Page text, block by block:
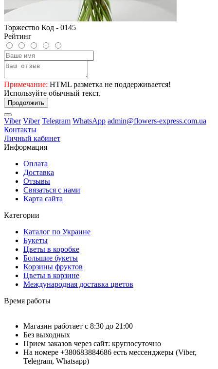
Торжество Код - 0145
Рейтинг
Примечание: HTML разметка не поддерживается!
Используйте обычный текст.
Продолжить
Viber Viber Telegram WhatsApp admin@flowers-express.com.ua
Контакты
Личный кабинет
Информация
Оплата
Доставка
Отзывы
Связаться с нами
Карта сайта
Категории
Каталог по Украине
Букеты
Цветы в коробке
Большие букеты
Корзины фруктов
Цветы в корзине
Международная доставка цветов
Время работы
Магазин работает с 8:30 до 21:00
Без выходных
Прием заказов через сайт: круглосуточно
На номере +380683884686 есть мессенджеры (Viber,
Telegram, Whatsapp)